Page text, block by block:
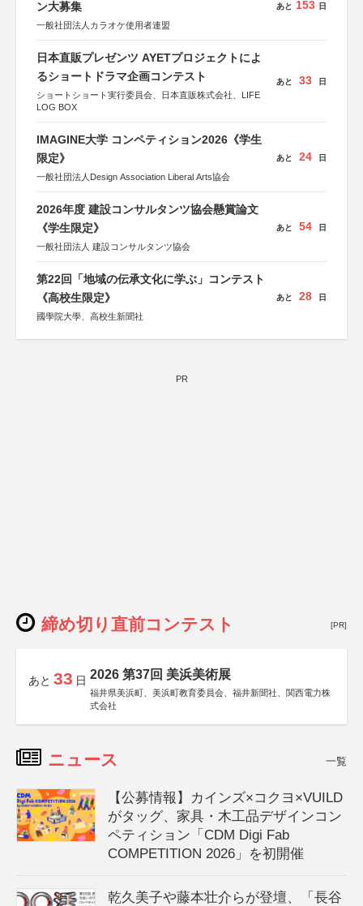
ン大募集
一般社団法人カラオケ使用者連盟
あと 153 日
日本直販プレゼンツ AYETプロジェクトによ
るショートドラマ企画コンテスト
ショートショート実行委員会、日本直販株式会社、LIFE
LOG BOX
あと 33 日
IMAGINE大学 コンペティション2026《学生
限定》
一般社団法人Design Association Liberal Arts協会
あと 24 日
2026年度 建設コンサルタンツ協会懸賞論文
《学生限定》
一般社団法人 建設コンサルタンツ協会
あと 54 日
第22回「地域の伝承文化に学ぶ」コンテスト
《高校生限定》
國學院大學、高校生新聞社
あと 28 日
PR
締め切り直前コンテスト [PR]
あと 33 日 2026 第37回 美浜美術展
福井県美浜町、美浜町教育委員会、福井新聞社、関西電力株
式会社
ニュース 一覧
【公募情報】カインズ×コクヨ×VUILD
がタッグ、家具・木工品デザインコン
ペティション「CDM Digi Fab
COMPETITION 2026」を初開催
乾久美子や藤本壮介らが登壇、「長谷